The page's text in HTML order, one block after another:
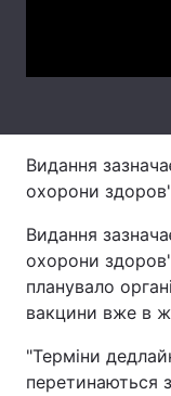
Контакти
Послуги
Видання
охорони
Видання
охорони
планувало
вакцини вже в
"Терміни
перетинаються